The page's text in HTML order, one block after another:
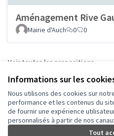
Informations sur les
Nous utilisons des cookies sur
performance et les contenus du
de fournir une expérience
personnalisés à partir de nos
Tout
Aménagement Rive
Mairie d'Auch
0 0
Voir toutes les propositions
Conditions d'utilisation
Paramètres des cookies
Auch - Agir pour ma ville sur
Auch - Agir pour ma ville sur